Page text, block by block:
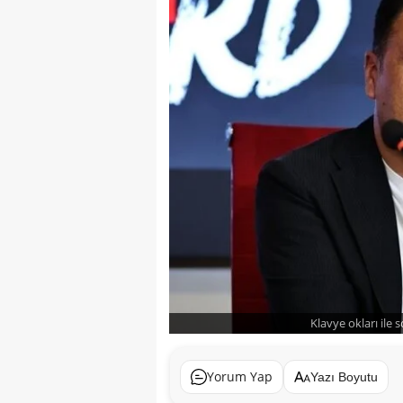
Klavye okları ile
Yorum Yap Yazı Boyutu